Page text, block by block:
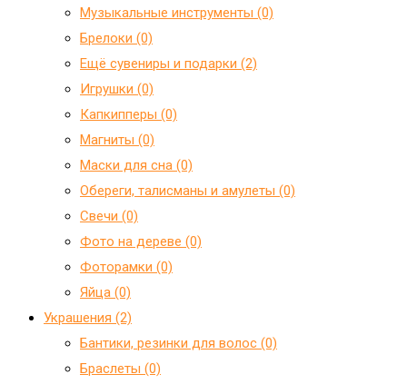
Mузыкальные инструменты (0)
Брелоки (0)
Ещё сувениры и подарки (2)
Игрушки (0)
Капкипперы (0)
Магниты (0)
Маски для сна (0)
Обереги, талисманы и амулеты (0)
Свечи (0)
Фото на дереве (0)
Фоторамки (0)
Яйца (0)
Украшения (2)
Бантики, резинки для волос (0)
Браслеты (0)